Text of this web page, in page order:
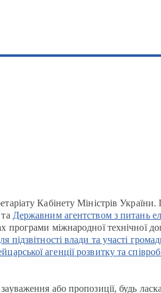
Кабінету Міністрів
та Державним агентством з питань
програми міжнародної технічної
підзвітності влади та участі
агенції розвитку та
або пропозиції, будь